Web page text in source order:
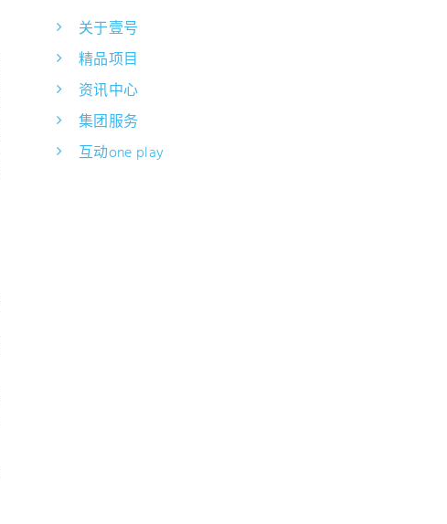
关于壹号
精品项目
资讯中心
集团服务
互动one play